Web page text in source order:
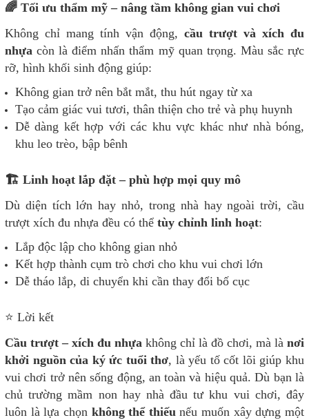
🌈 Tối ưu thẩm mỹ – nâng tầm không gian vui chơi
Không chỉ mang tính vận động, cầu trượt và xích đu
nhựa còn là điểm nhấn thẩm mỹ quan trọng. Màu sắc rực
rỡ, hình khối sinh động giúp:
Không gian trở nên bắt mắt, thu hút ngay từ xa
Tạo cảm giác vui tươi, thân thiện cho trẻ và phụ huynh
Dễ dàng kết hợp với các khu vực khác như nhà bóng,
khu leo trèo, bập bênh
🏗️ Linh hoạt lắp đặt – phù hợp mọi quy mô
Dù diện tích lớn hay nhỏ, trong nhà hay ngoài trời, cầu
trượt xích đu nhựa đều có thể tùy chỉnh linh hoạt:
Lắp độc lập cho không gian nhỏ
Kết hợp thành cụm trò chơi cho khu vui chơi lớn
Dễ tháo lắp, di chuyển khi cần thay đổi bố cục
⭐ Lời kết
Cầu trượt – xích đu nhựa không chỉ là đồ chơi, mà là nơi
khởi nguồn của ký ức tuổi thơ, là yếu tố cốt lõi giúp khu
vui chơi trở nên sống động, an toàn và hiệu quả. Dù bạn là
chủ trường mầm non hay nhà đầu tư khu vui chơi, đây
luôn là lựa chọn không thể thiếunếu muốn xây dựng một